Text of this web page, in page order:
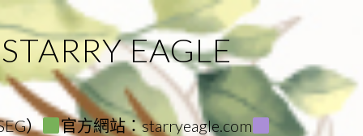
EAGLE
）
官方網站：starryeagle.com